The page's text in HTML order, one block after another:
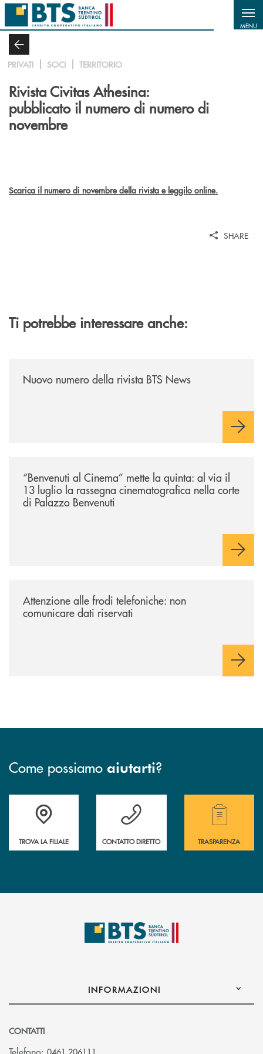
Salta al contenuto principale
MENU
PRIVATI SOCI TERRITORIO
Rivista Civitas Athesina:
pubblicato il numero di numero di
novembre
Scarica il numero di novembre della rivista e leggilo online.
SHARE
Ti potrebbe interessare anche:
Nuovo numero della rivista BTS News
“Benvenuti al Cinema” mette la quinta: al via il
13 luglio la rassegna cinematografica nella corte
di Palazzo Benvenuti
Attenzione alle frodi telefoniche: non
comunicare dati riservati
Come possiamo aiutarti?
Accedi all' elenco completo delle filiali.
TROVA LA FILIALE
Hai bisogno di assistenza immediata?
CONTATTO DIRETTO
Hai bisogno di
TRASPARENZA
INFORMAZIONI
CONTATTI